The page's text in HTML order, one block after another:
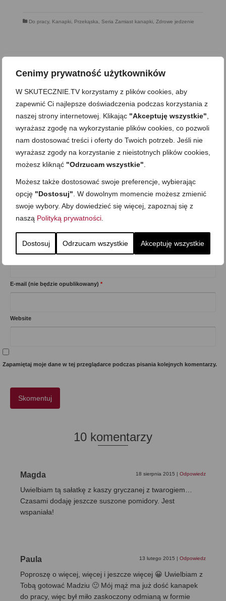
Cenimy prywatność użytkowników
W SKUTECZNIE.TV korzystamy z plików cookies, aby
zapewnić Ci najlepsze doświadczenia podczas korzystania z
naszej strony internetowej. Klikając "Akceptuję wszystkie"
wyrażasz zgodę na wykorzystanie plików cookies, co pozwoli
nam dostosować treści i oferty do Twoich potrzeb. Jeśli nie
wyrażasz zgody na korzystanie z nieistotnych plików cookies,
możesz kliknąć "Odrzucam wszystkie"
Możesz także dostosować swoje preferencje, wybierając
opcję "Dostosuj" . W dowolnym momencie możesz zmienić
swoje wybory. Aby dowiedzieć się więcej, zapoznaj się z
naszą Polityką prywatności
Dostosuj Odrzucam wszystkie Akceptuję wszystkie
Do pracy, Kanapki Przekąska Seria Zamiast kanapki Zdrowe jedzenie
Skomentuj
Komentarz
E-mail (nie będzie opublikowany) *
Website
Zapamiętaj moje dane w tej przeglądarce podczas pisania kolejnych komentarzy.
10 komentarzy
Magda 18 sierpnia 2015 | Odpowiedz
Uwielbiam tą sałatkę z kaszy gryczanej z twarogiem…
Czasami dodaję jeszcze suszone pomidory. Jest
wspaniała!
Paula 13 lutego 2015 | Odpowiedz
Poproszę o więcej, więcej i jeszcze więcej 😀 Uwielbiam z
Tobą gotować Madziu 🙂 Mój mąż ma już dość kanapek
do pracy, więc był miło zaskoczony odmianą w formie